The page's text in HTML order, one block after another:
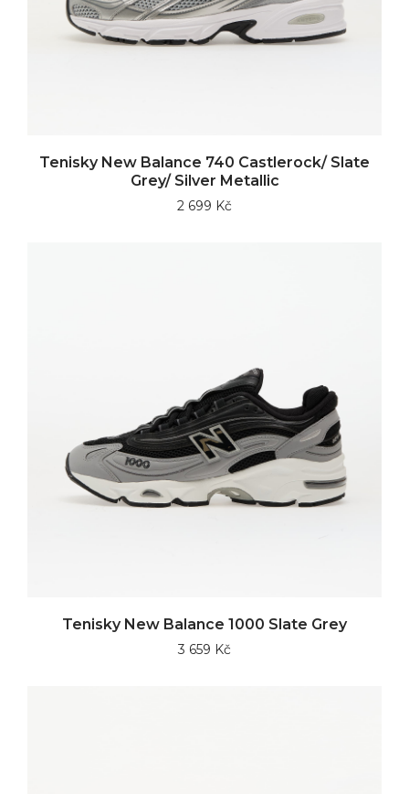
Tenisky New Balance 740 Castlerock/ Slate
Grey/ Silver Metallic
2 699 Kč
Tenisky New Balance 1000 Slate Grey
3 659 Kč